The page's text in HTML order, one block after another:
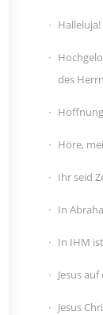
des Herrn
Höre,
Ihr seid
In
In IHM
Jesus
Jesus